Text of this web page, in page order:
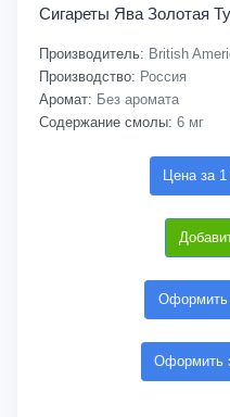
Сигареты Ява Золотая
Производитель: British
Производство: Россия
Аромат: Без аромата
Содержание смолы: 6 мг
Цена за 1
Оформить
Оформить